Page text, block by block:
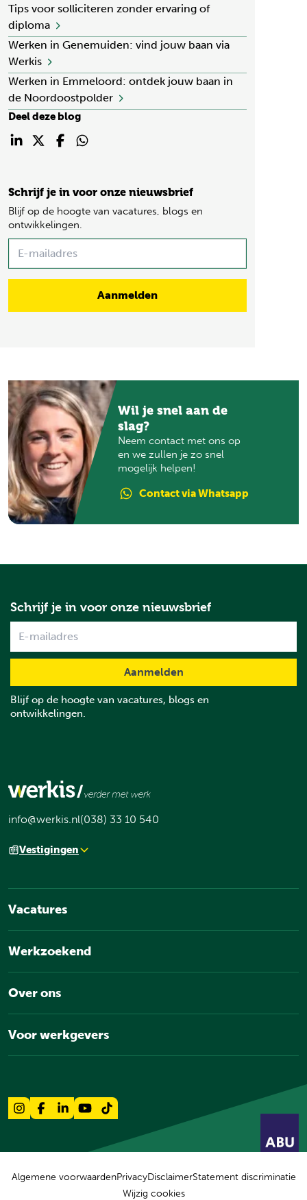
Tips voor solliciteren zonder ervaring of
diploma
Werken in Genemuiden: vind jouw baan via
Werkis
Werken in Emmeloord: ontdek jouw baan in
de Noordoostpolder
Deel deze blog
Schrijf je in voor onze nieuwsbrief
Blijf op de hoogte van vacatures, blogs en
ontwikkelingen.
Name
Wil je snel aan de
slag?
Neem contact met ons op
en we zullen je zo snel
mogelijk helpen!
Contactvia Whatsapp
Schrijf je in voor onze nieuwsbrief
Blijf op de hoogte van vacatures, blogs en
ontwikkelingen.
info@werkis.nl(038) 33 10 540
Vestigingen
Vacatures
Werkzoekend
Over ons
Voor werkgevers
Algemene voorwaardenPrivacyDisclaimerStatement discriminatie
Wijzig cookies